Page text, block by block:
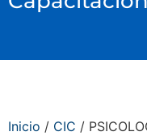
Inicio / CIC /